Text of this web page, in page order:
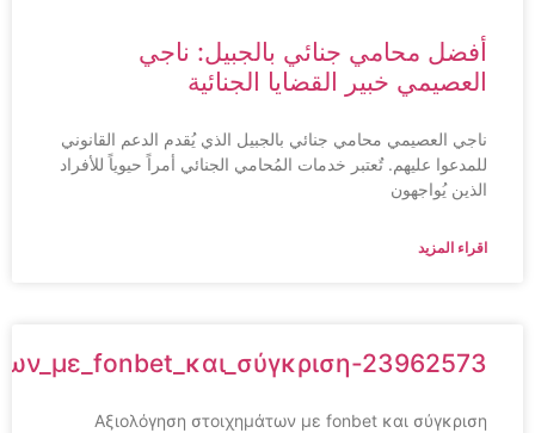
أفضل محامي جنائي بالجبيل: ناجي
العصيمي خبير القضايا الجنائية
ناجي العصيمي محامي جنائي بالجبيل الذي يُقدم الدعم القانوني
للمدعوا عليهم. تٌعتبر خدمات المُحامي الجنائي أمراً حيوياً للأفراد
الذين يُواجهون
اقراء المزيد
23962573
Αξιολόγηση στοιχημάτων με fonbet και σύγκριση